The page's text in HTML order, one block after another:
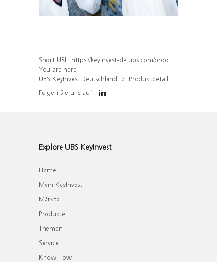
Short URL: https://keyinvest-de.ubs.com/produkt/detail/index/isin/DE000WA6YD83
You are here:
UBS KeyInvest Deutschland
Produktdetail
Folgen Sie uns auf
Explore UBS KeyInvest
Home
Mein KeyInvest
Märkte
Produkte
Themen
Service
Know How